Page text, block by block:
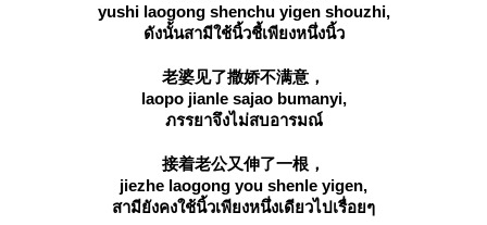
yushi laogong shenchu yigen shouzhi,
ดังนั้นสามีใช้นิ้วชี้เพียงหนึ่งนิ้ว
老婆见了撒娇不满意，
laopo jianle sajao bumanyi,
ภรรยาจึงไม่สบอารมณ์
接着老公又伸了一根，
jiezhe laogong you shenle yigen,
สามียังคงใช้นิ้วเพียงหนึ่งเดียวไปเรื่อยๆ